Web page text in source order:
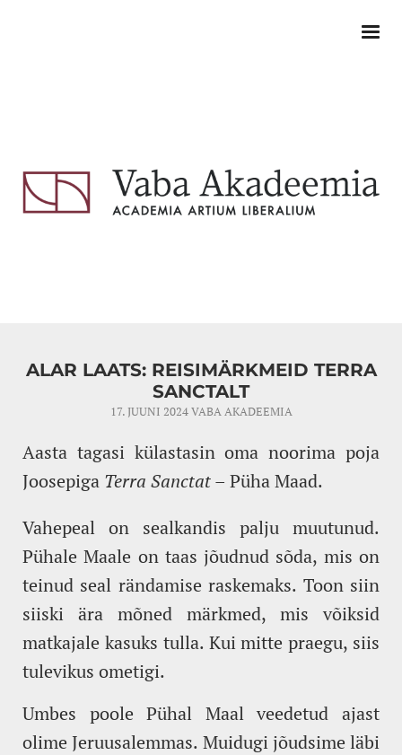
ALAR LAATS: REISIMÄRKMEID TERRA
SANCTALT
17. JUUNI 2024VABA AKADEEMIA
Aasta tagasi külastasin oma noorima poja
Joosepiga Terra Sanctat– Püha Maad.
Vahepeal on sealkandis palju muutunud.
Pühale Maale on taas jõudnud sõda, mis on
teinud seal rändamise raskemaks. Toon siin
siiski ära mõned märkmed, mis võiksid
matkajale kasuks tulla. Kui mitte praegu, siis
tulevikus ometigi.
Umbes poole Pühal Maal veedetud ajast
olime Jeruusalemmas. Muidugi jõudsime läbi